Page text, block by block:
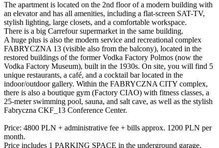
The apartment is located on the 2nd floor of a modern building with
an elevator and has all amenities, including a flat-screen SAT-TV,
stylish lighting, large closets, and a comfortable workspace.
There is a big Carrefour supermarket in the same building.
A huge plus is also the modern service and recreational complex
FABRYCZNA 13 (visible also from the balcony), located in the
restored buildings of the former Vodka Factory Polmos (now the
Vodka Factory Museum), built in the 1930s. On site, you will find 5
unique restaurants, a café, and a cocktail bar located in the
indoor/outdoor gallery. Within the FABRYCZNA CITY complex,
there is also a boutique gym (Factory CIAO) with fitness classes, a
25-meter swimming pool, sauna, and salt cave, as well as the stylish
Fabryczna CKF_13 Conference Center.
Price: 4800 PLN + administrative fee + bills approx. 1200 PLN per
month.
Price includes 1 PARKING SPACE in the underground garage.